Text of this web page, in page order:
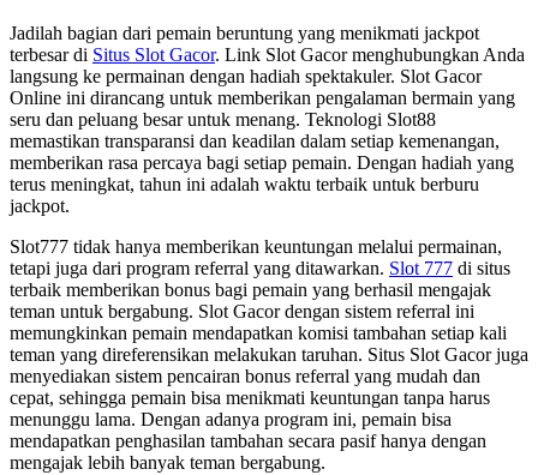
Jadilah bagian dari pemain beruntung yang menikmati jackpot
terbesar di Situs Slot Gacor. Link Slot Gacor menghubungkan Anda
langsung ke permainan dengan hadiah spektakuler. Slot Gacor
Online ini dirancang untuk memberikan pengalaman bermain yang
seru dan peluang besar untuk menang. Teknologi Slot88
memastikan transparansi dan keadilan dalam setiap kemenangan,
memberikan rasa percaya bagi setiap pemain. Dengan hadiah yang
terus meningkat, tahun ini adalah waktu terbaik untuk berburu
jackpot.
Slot777 tidak hanya memberikan keuntungan melalui permainan,
tetapi juga dari program referral yang ditawarkan. Slot 777 di situs
terbaik memberikan bonus bagi pemain yang berhasil mengajak
teman untuk bergabung. Slot Gacor dengan sistem referral ini
memungkinkan pemain mendapatkan komisi tambahan setiap kali
teman yang direferensikan melakukan taruhan. Situs Slot Gacor juga
menyediakan sistem pencairan bonus referral yang mudah dan
cepat, sehingga pemain bisa menikmati keuntungan tanpa harus
menunggu lama. Dengan adanya program ini, pemain bisa
mendapatkan penghasilan tambahan secara pasif hanya dengan
mengajak lebih banyak teman bergabung.